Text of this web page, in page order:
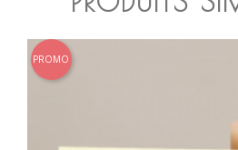
PROMO